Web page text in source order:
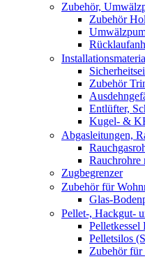
Zubehör,
Zubehör
Zubehör
Entlüfter,
Kugel- &
Abgasleitungen,
Zugbegrenzer
Zubehör für
Glas-
Pellet-, Hackgut-
Pelletkessel
Pelletsilos
Zubehör für